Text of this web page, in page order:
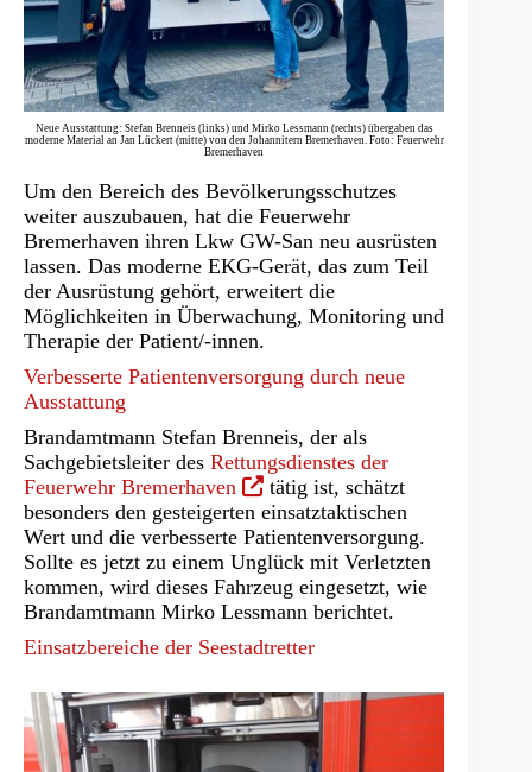
Neue Ausstattung: Stefan Brenneis (links) und Mirko Lessmann (rechts) übergaben das
moderne Material an Jan Lückert (mitte) von den Johannitern Bremerhaven. Foto: Feuerwehr
Bremerhaven
Um den Bereich des Bevölkerungsschutzes
weiter auszubauen, hat die Feuerwehr
Bremerhaven ihren Lkw GW-San neu ausrüsten
lassen. Das moderne EKG-Gerät, das zum Teil
der Ausrüstung gehört, erweitert die
Möglichkeiten in Überwachung, Monitoring und
Therapie der Patient/-innen.
Verbesserte Patientenversorgung durch neue
Ausstattung
Brandamtmann Stefan Brenneis, der als
Sachgebietsleiter des Rettungsdienstes der
Feuerwehr Bremerhaven (Öffnet
in
einem
neuen
Tab)
tätig ist, schätzt
besonders den gesteigerten einsatztaktischen
Wert und die verbesserte Patientenversorgung.
Sollte es jetzt zu einem Unglück mit Verletzten
kommen, wird dieses Fahrzeug eingesetzt, wie
Brandamtmann Mirko Lessmann berichtet.
Einsatzbereiche der Seestadtretter